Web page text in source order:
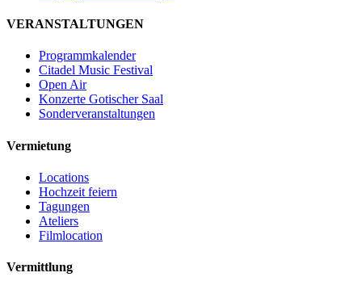
VERANSTALTUNGEN
Programmkalender
Citadel Music Festival
Open Air
Konzerte Gotischer Saal
Sonderveranstaltungen
Vermietung
Locations
Hochzeit feiern
Tagungen
Ateliers
Filmlocation
Vermittlung